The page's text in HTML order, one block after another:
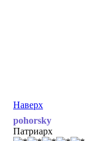
Наверх
pohorsky
Патриарх